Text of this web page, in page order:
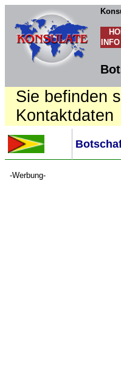
INFO
Sie befinden
Kontaktdaten
-Werbung-